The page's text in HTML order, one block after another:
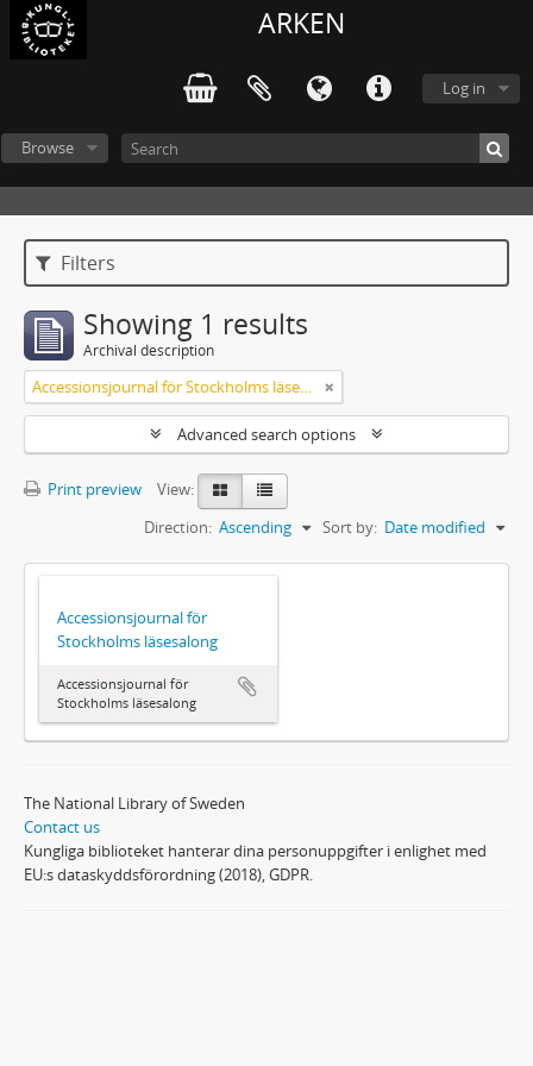
ARKEN
Log in
Browse
Filters
Showing 1 results
Archival description
Accessionsjournal för Stockholms läsesalong
Advanced search options
Print preview
View:
Sort by: Date modified
Direction: Ascending
Accessionsjournal för
Stockholms läsesalong
Accessionsjournal för
Stockholms läsesalong
The National Library of Sweden
Contact us
Kungliga biblioteket hanterar dina personuppgifter i enlighet med
EU:s dataskyddsförordning (2018), GDPR.